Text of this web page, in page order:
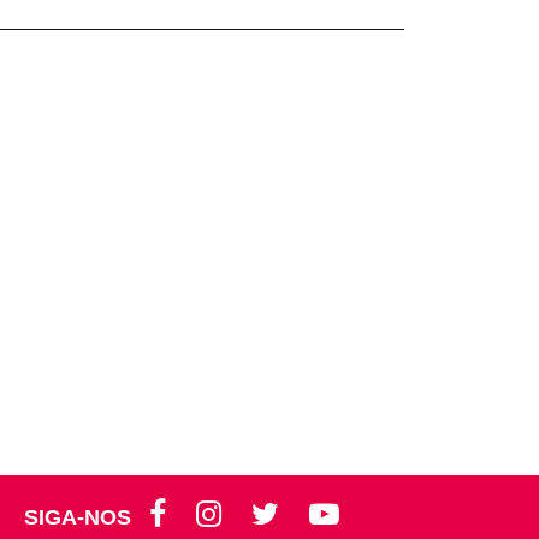
SIGA-NOS